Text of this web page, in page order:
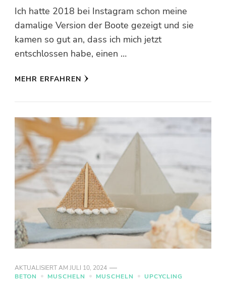
Ich hatte 2018 bei Instagram schon meine
damalige Version der Boote gezeigt und sie
kamen so gut an, dass ich mich jetzt
entschlossen habe, einen …
MEHR ERFAHREN
AKTUALISIERT AM JULI 10, 2024
BETON
MUSCHELN MUSCHELN UPCYCLING